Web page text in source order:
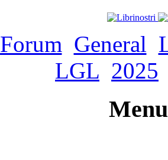
Forum General
LGL 2025